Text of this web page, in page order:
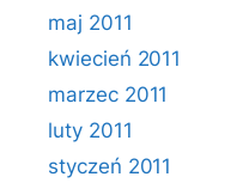
maj 2011
kwiecień 2011
marzec 2011
luty 2011
styczeń 2011